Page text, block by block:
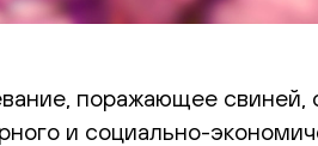
поражающее свиней,
и социально-